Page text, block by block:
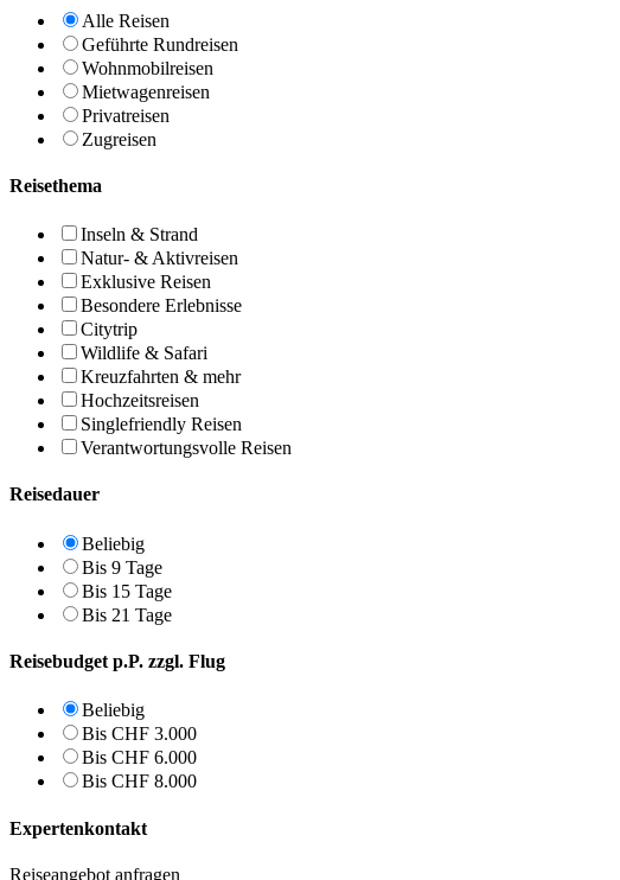
Alle Reisen
Geführte Rundreisen
Wohnmobilreisen
Mietwagenreisen
Privatreisen
Zugreisen
Reisethema
Inseln & Strand
Natur- & Aktivreisen
Exklusive Reisen
Besondere Erlebnisse
Citytrip
Wildlife & Safari
Kreuzfahrten & mehr
Hochzeitsreisen
Singlefriendly Reisen
Verantwortungsvolle Reisen
Reisedauer
Beliebig
Bis 9 Tage
Bis 15 Tage
Bis 21 Tage
Reisebudget p.P. zzgl. Flug
Beliebig
Bis CHF 3.000
Bis CHF 6.000
Bis CHF 8.000
Expertenkontakt
Reiseangebot anfragen